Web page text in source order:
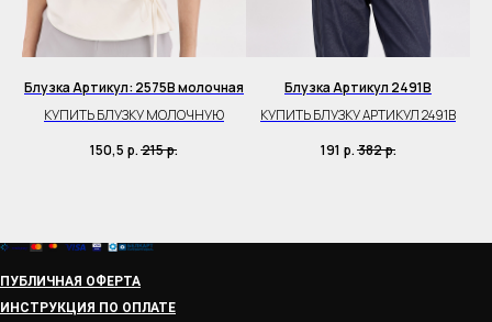
Блузка Артикул: 2575B молочная
КУПИТЬ БЛУЗКУ МОЛОЧНУЮ
150,5 р. 215р.
Блузка Артикул 2491B
КУПИТЬ БЛУЗКУ АРТИКУЛ 2491B
191 р. 382р.
ПУБЛИЧНАЯ ОФЕРТА
ИНСТРУКЦИЯ ПО ОПЛАТЕ